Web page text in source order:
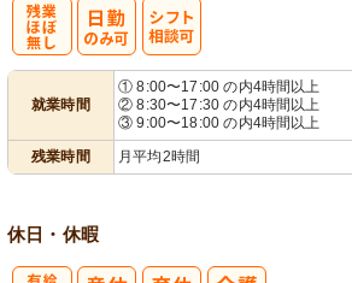
就業時間
① 8:00〜17:00 の内4時間以上
② 8:30〜17:30 の内4時間以上
③ 9:00〜18:00 の内4時間以上
残業時間
月平均2時間
休日・休暇